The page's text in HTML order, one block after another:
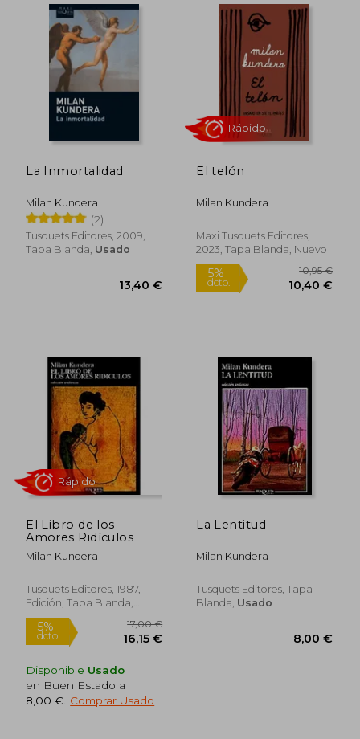
19,00 € 5%
Rápido
La Inmortalidad
Milan Kundera
(2)
Tusquets Editores, 2009,
Tapa Blanda, Usado
El telón
Milan Kundera
Maxi Tusquets Editores,
2023, Tapa Blanda, Nuevo
Rápido
El Libro de los
Amores Ridículos
Milan Kundera
Tusquets Editores, 1987, 1
Edición, Tapa Blanda,
Nuevo
Disponible Usado
en Buen Estado a
8,00 € Comprar Usado
La Lentitud
Milan Kundera
Tusquets Editores, Tapa
Blanda, Usado